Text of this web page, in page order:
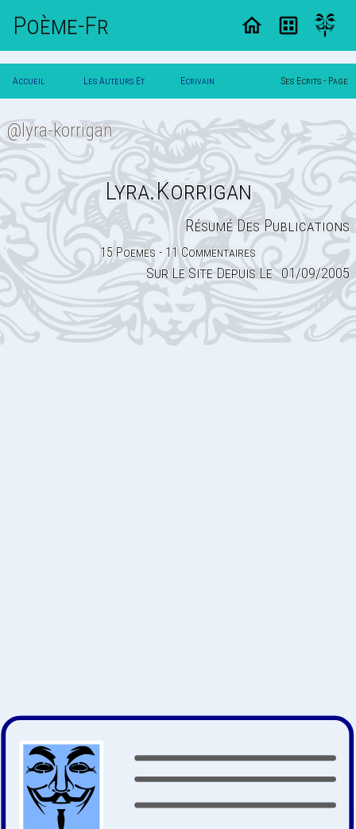
Poème-Fr
Accueil Les Auteurs Et Ecrivain
Lyra.korrigan
Ses Ecrits - Page
Lyra.korrigan
@lyra-korrigan
Résumé Des Publications
15 Poemes - 11 Commentaires
Sur Le Site Depuis Le : 01/09/2005